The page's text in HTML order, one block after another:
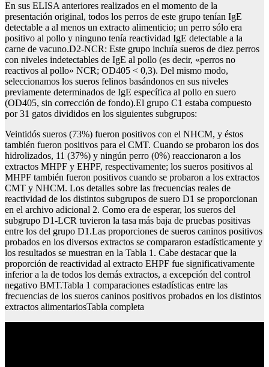
En sus ELISA anteriores realizados en el momento de la
presentación original, todos los perros de este grupo tenían IgE
detectable a al menos un extracto alimenticio; un perro sólo era
positivo al pollo y ninguno tenía reactividad IgE detectable a la
carne de vacuno.D2-NCR: Este grupo incluía sueros de diez perros
con niveles indetectables de IgE al pollo (es decir, «perros no
reactivos al pollo» NCR; OD405 < 0,3). Del mismo modo,
seleccionamos los sueros felinos basándonos en sus niveles
previamente determinados de IgE específica al pollo en suero
(OD405, sin corrección de fondo).El grupo C1 estaba compuesto
por 31 gatos divididos en los siguientes subgrupos:
Veintidós sueros (73%) fueron positivos con el NHCM, y éstos
también fueron positivos para el CMT. Cuando se probaron los dos
hidrolizados, 11 (37%) y ningún perro (0%) reaccionaron a los
extractos MHPF y EHPF, respectivamente; los sueros positivos al
MHPF también fueron positivos cuando se probaron a los extractos
CMT y NHCM. Los detalles sobre las frecuencias reales de
reactividad de los distintos subgrupos de suero D1 se proporcionan
en el archivo adicional 2. Como era de esperar, los sueros del
subgrupo D1-LCR tuvieron la tasa más baja de pruebas positivas
entre los del grupo D1.Las proporciones de sueros caninos positivos
probados en los diversos extractos se compararon estadísticamente y
los resultados se muestran en la Tabla 1. Cabe destacar que la
proporción de reactividad al extracto EHPF fue significativamente
inferior a la de todos los demás extractos, a excepción del control
negativo BMT.Tabla 1 comparaciones estadísticas entre las
frecuencias de los sueros caninos positivos probados en los distintos
extractos alimentariosTabla completa